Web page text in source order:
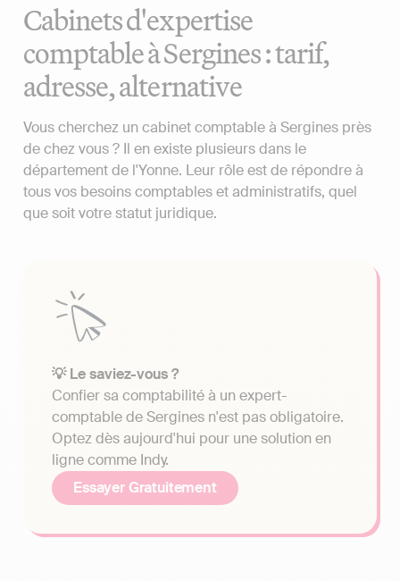
Cabinets d'expertise
comptable à Sergines : tarif,
adresse, alternative
Vous cherchez un cabinet comptable à Sergines près
de chez vous ? Il en existe plusieurs dans le
département de l'Yonne. Leur rôle est de répondre à
tous vos besoins comptables et administratifs, quel
que soit votre statut juridique.
💡 Le saviez-vous ?
Confier sa comptabilité à un expert-
comptable de Sergines n'est pas obligatoire.
Optez dès aujourd'hui pour une solution en
ligne comme Indy.
Essayer Gratuitement